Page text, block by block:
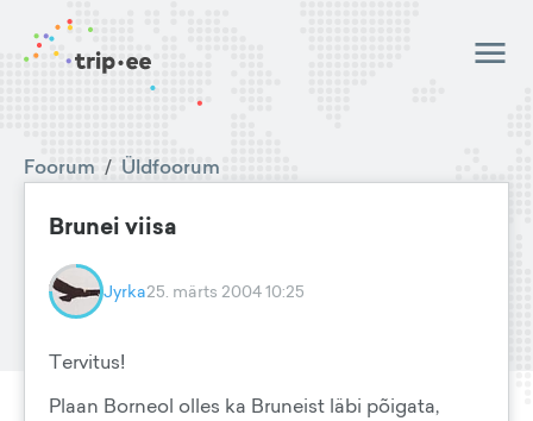
Foorum / Üldfoorum
Brunei viisa
Jyrka25. märts 2004 10:25
Tervitus!
Plaan Borneol olles ka Bruneist läbi põigata,